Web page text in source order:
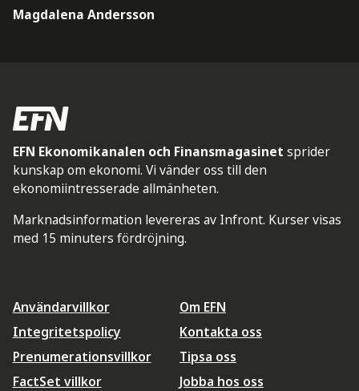
Magdalena Andersson
EFN Ekonomikanalen och Finansmagasinet sprider
kunskap om ekonomi. Vi vänder oss till den
ekonomiintresserade allmänheten.
Marknadsinformation levereras av Infront. Kurser visas
med 15 minuters fördröjning.
Användarvillkor
Integritetspolicy
Prenumerationsvillkor
FactSet villkor
Om EFN
Kontakta oss
Tipsa oss
Jobba hos oss